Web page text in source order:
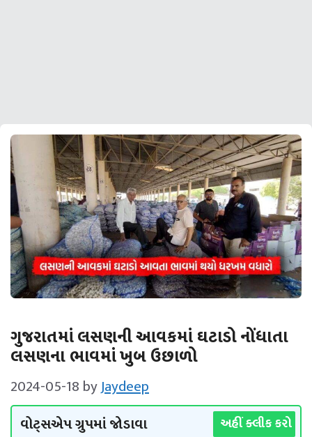
ગુજરાતમાં લસણની આવકમાં ઘટાડો નોંધાતા
લસણના ભાવમાં ખુબ ઉછાળો
2024-05-18 byJaydeep
વોટ્સએપ ગ્રુપમાં જોડાવા અહીં ક્લીક કરો